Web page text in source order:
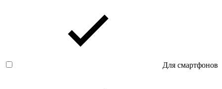
Для смартфонов